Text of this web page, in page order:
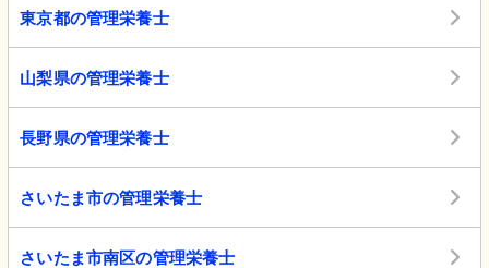
東京都の管理栄養士
山梨県の管理栄養士
長野県の管理栄養士
さいたま市の管理栄養士
さいたま市南区の管理栄養士